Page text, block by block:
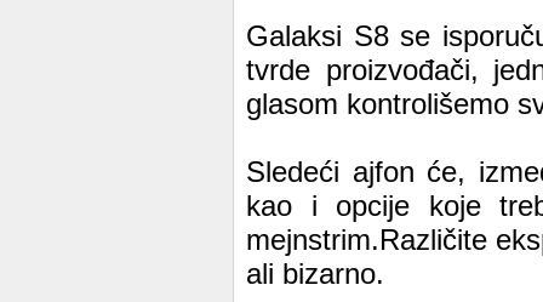
Galaksi S8 se
tvrde proizvođači,
glasom kontrolišemo
Sledeći ajfon će,
kao i opcije koje
mejnstrim.Različite
ali bizarno.